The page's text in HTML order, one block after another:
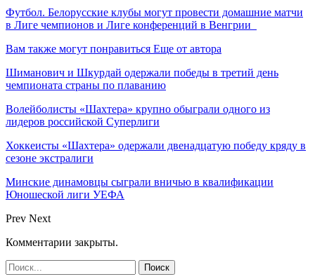
Футбол. Белорусские клубы могут провести домашние матчи
в Лиге чемпионов и Лиге конференций в Венгрии
Вам также могут понравиться Еще от автора
Шиманович и Шкурдай одержали победы в третий день
чемпионата страны по плаванию
Волейболисты «Шахтера» крупно обыграли одного из
лидеров российской Суперлиги
Хоккеисты «Шахтера» одержали двенадцатую победу кряду в
сезоне экстралиги
Минские динамовцы сыграли вничью в квалификации
Юношеской лиги УЕФА
Prev Next
Комментарии закрыты.